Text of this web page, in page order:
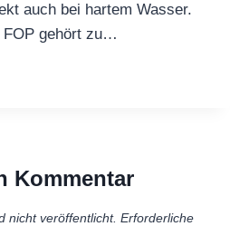
auch bei hartem Wasser.
FOP gehört zu…
Kommentar
nicht veröffentlicht. Erforderliche